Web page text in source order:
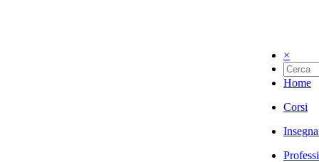
×
Home
Corsi